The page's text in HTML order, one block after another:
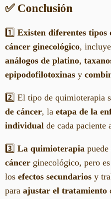
✅ Conclusión
1️⃣ Existen diferentes
cáncer ginecológico,
análogos de platino,
epipodofilotoxinas y
2️⃣ El tipo de quimioterapia
de cáncer, la etapa de la
individual de cada paciente
3️⃣ La quimioterapia
cáncer ginecológico, pero
los efectos secundarios y
para ajustar el tratamiento